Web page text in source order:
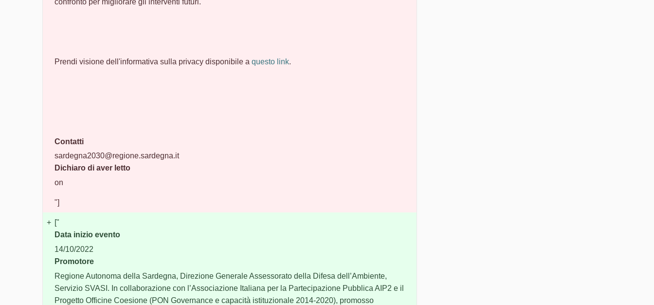
Prendi visione dell'informativa sulla privacy disponibile a questo link.
Contatti
sardegna2030@regione.sardegna.it
Dichiaro di aver letto
on
"]
+ ["
Data inizio evento
14/10/2022
Promotore
Regione Autonoma della Sardegna, Direzione Generale Assessorato della Difesa dell’Ambiente,
Servizio SVASI. In collaborazione con l’Associazione Italiana per la Partecipazione Pubblica AIP2 e il
Progetto Officine Coesione (PON Governance e capacità istituzionale 2014-2020), promosso